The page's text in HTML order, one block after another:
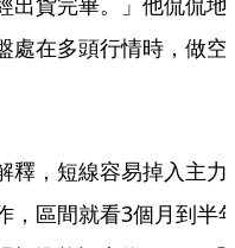
處在多頭行情時，做空
釋，短線容易掉入主力
，區間就看3個月到半